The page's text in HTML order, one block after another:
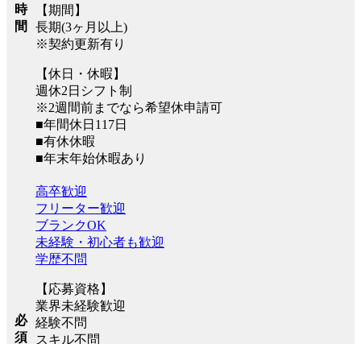
時
間
【期間】
長期(3ヶ月以上)
※契約更新有り
【休日・休暇】
週休2日シフト制
※2週間前までなら希望休申請可
■年間休日117日
■有休休暇
■年末年始休暇あり
必
須
高卒歓迎
フリーター歓迎
ブランクOK
未経験・初心者も歓迎
学歴不問
【応募資格】
業界未経験歓迎
経験不問
スキル不問